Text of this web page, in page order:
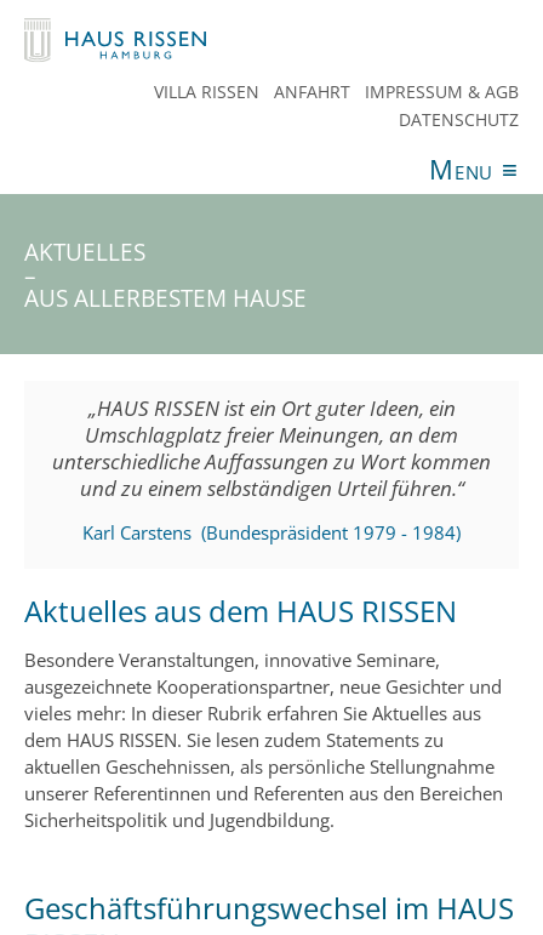
VILLA RISSEN ANFAHRT
IMPRESSUM & AGB
DATENSCHUTZ
Menu ≡
ANGEBOTE VERANSTALTUNGEN
AKTUELLES
AKTUELLES
–
AUS ALLERBESTEM HAUSE
„HAUS RISSEN ist ein Ort guter Ideen, ein
Umschlagplatz freier Meinungen, an dem
unterschiedliche Auffassungen zu Wort kommen
und zu einem selbständigen Urteil führen.“
Karl Carstens (Bundespräsident 1979 - 1984)
Aktuelles aus dem HAUS RISSEN
Besondere Veranstaltungen, innovative Seminare,
ausgezeichnete Kooperationspartner, neue Gesichter und
vieles mehr: In dieser Rubrik erfahren Sie Aktuelles aus
dem HAUS RISSEN. Sie lesen zudem Statements zu
aktuellen Geschehnissen, als persönliche Stellungnahme
unserer Referentinnen und Referenten aus den Bereichen
Sicherheitspolitik und Jugendbildung.
Geschäftsführungswechsel im HAUS